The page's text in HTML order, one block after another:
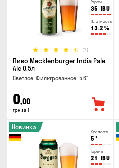
Горечь
35 IBU
Плотность
13.2 %
(1)
Пиво Mecklenburger India Pale
Ale 0.5л
Светлое, Фильтрованное, 5.6°
0,00
грн за 1
Крепость
5 °
Горечь
21 IBU
Новинка